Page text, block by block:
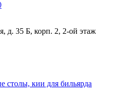
д. 35 Б, корп. 2, 2-ой этаж